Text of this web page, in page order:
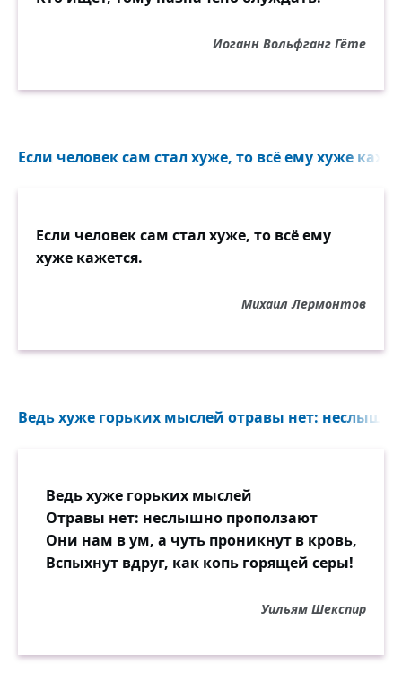
Иоганн Вольфганг Гёте
Если человек сам стал хуже, то всё ему хуже
Если человек сам стал хуже, то всё ему
хуже кажется.
Михаил Лермонтов
Ведь хуже горьких мыслей отравы нет:
Ведь хуже горьких мыслей
Отравы нет: неслышно проползают
Они нам в ум, а чуть проникнут в кровь,
Вспыхнут вдруг, как копь горящей серы!
Уильям Шекспир